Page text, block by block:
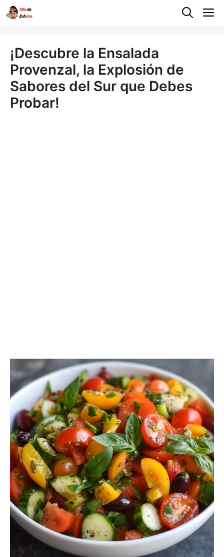
Saltar
¡Descubre la Ensalada
Provenzal, la Explosión de
Sabores del Sur que Debes
Probar!